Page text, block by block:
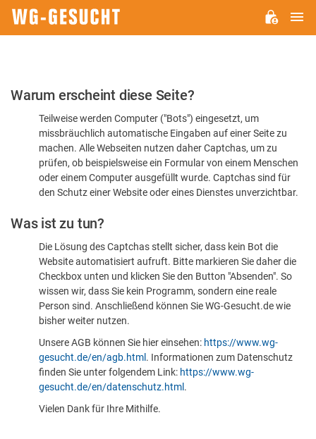
Bitte
dass
sind
Warum erscheint diese Seite?
Teilweise werden Computer ("Bots") eingesetzt, um
missbräuchlich automatische Eingaben auf einer Seite zu
machen. Alle Webseiten nutzen daher Captchas, um zu
prüfen, ob beispielsweise ein Formular von einem Menschen
oder einem Computer ausgefüllt wurde. Captchas sind für
den Schutz einer Website oder eines Dienstes unverzichtbar.
Was ist zu tun?
Die Lösung des Captchas stellt sicher, dass kein Bot die
Website automatisiert aufruft. Bitte markieren Sie daher die
Checkbox unten und klicken Sie den Button "Absenden". So
wissen wir, dass Sie kein Programm, sondern eine reale
Person sind. Anschließend können Sie WG-Gesucht.de wie
bisher weiter nutzen.
Unsere AGB können Sie hier einsehen: https://www.wg-
gesucht.de/en/agb.html . Informationen zum Datenschutz
finden Sie unter folgendem Link: https://www.wg-
gesucht.de/en/datenschutz.html .
Vielen Dank für Ihre Mithilfe.